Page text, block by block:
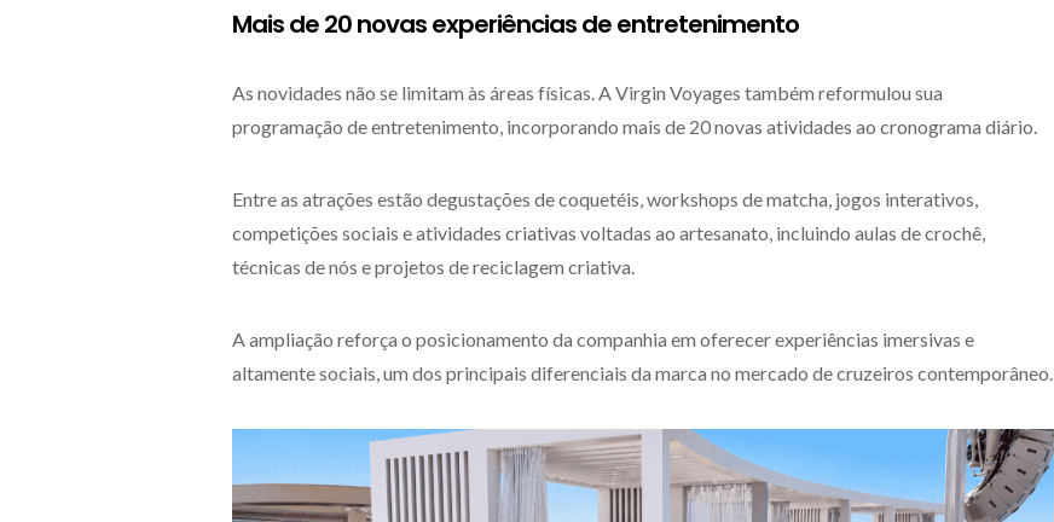
Mais de 20 novas experiências de entretenimento
As novidades não se limitam às áreas físicas. A Virgin Voyages também reformulou sua
programação de entretenimento, incorporando mais de 20 novas atividades ao cronograma diário.
Entre as atrações estão degustações de coquetéis, workshops de matcha, jogos interativos,
competições sociais e atividades criativas voltadas ao artesanato, incluindo aulas de crochê,
técnicas de nós e projetos de reciclagem criativa.
A ampliação reforça o posicionamento da companhia em oferecer experiências imersivas e
altamente sociais, um dos principais diferenciais da marca no mercado de cruzeiros contemporâneo.